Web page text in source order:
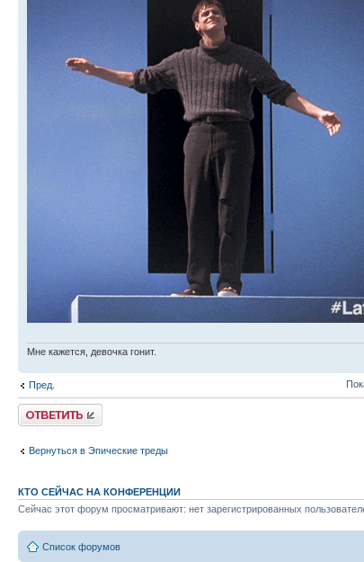
Мне кажется, девочка гонит.
Пред.
Ответить
Вернуться в Эпические треды
КТО СЕЙЧАС НА КОНФЕРЕНЦИИ
Сейчас этот форум просматривают: нет зарегистрированных
Список форумов